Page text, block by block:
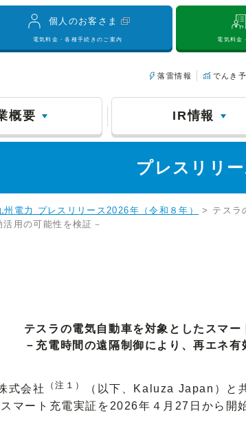
個人のお客さま
電気料金・各種手続きのご案内 電気料金
落雷情報 でんき
概要 IR情報
プレスリリー
州電力 プレスリリース2026年（令和８年）
> テスラ
用の可能性を検証－
テスラの電気自動車を対象としたスマ
－充電時間の遠隔制御により、再エネ有
式会社 （注１）
（以下、Kaluza Japan）と
マート充電実証を2026年４月27日から開